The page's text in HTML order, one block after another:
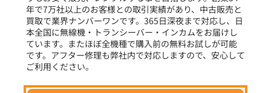
選択条件をリセット
年で7万社以上のお客様との取引実績があり、中古販売と
買取で業界ナンバーワンです。365日深夜まで対応し、日
本全国に無線機・トランシーバー・インカムをお届けし
ています。またほぼ全機種で購入前の無料お試しが可能
です。アフター修理も弊社内で対応しますので、安心して
ご利用ください。